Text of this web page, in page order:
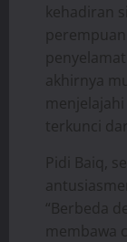
kehadiran
akhirnya
terkunci
Pidi Baiq,
“Berbeda
membawa